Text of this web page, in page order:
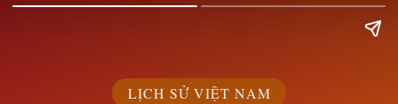
LỊCH SỬ VIỆT NAM